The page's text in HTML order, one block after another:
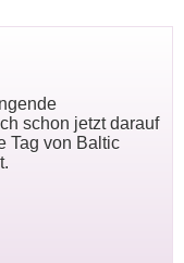
schon jetzt darauf
Tag von Baltic